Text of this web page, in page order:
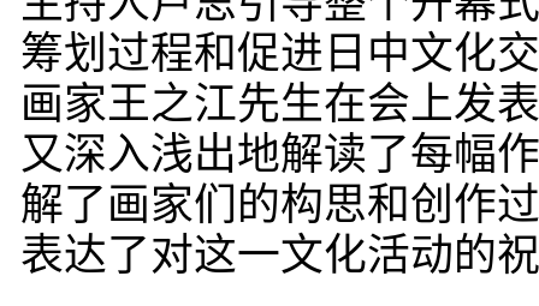
筹划过程和促进日中文化
画家王之江先生在会上发
又深入浅出地解读了每幅
解了画家们的构思和创作
表达了对这一文化活动的